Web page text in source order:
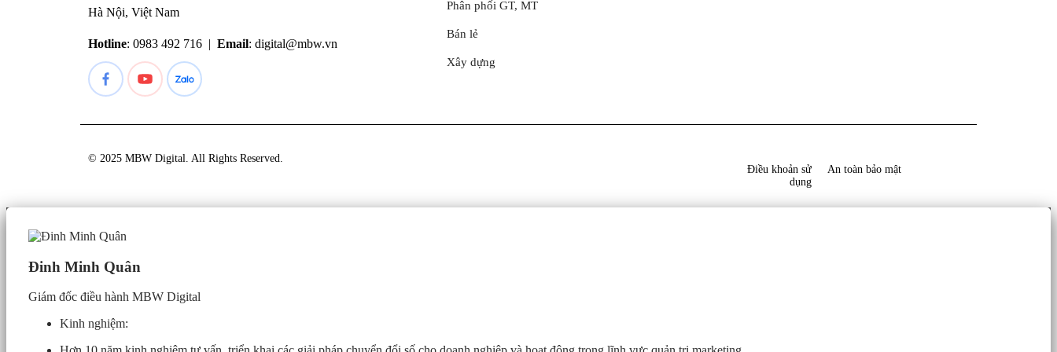
Hà Nội, Việt Nam
Hotline: 0983 492 716 | Email: digital@mbw.vn
Phân phối GT, MT
Bán lẻ
Xây dựng
© 2025 MBW Digital. All Rights Reserved.
Điều khoản sử
dụng
An toàn bảo mật
Đinh Minh Quân
Giám đốc điều hành MBW Digital
Kinh nghiệm: